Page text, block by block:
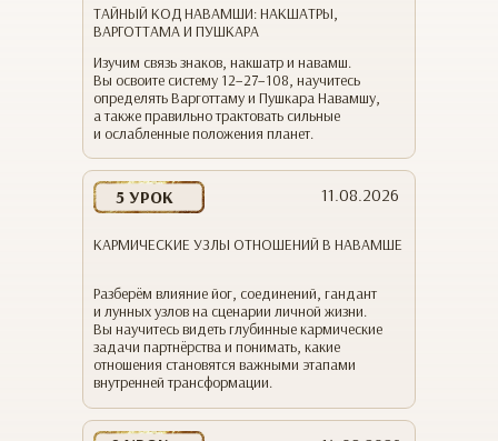
5 УРОК 11.08.2026
Разберём влияние йог, соединений, гандант
и лунных узлов на сценарии личной жизни.
Вы научитесь видеть глубинные кармические
задачи партнёрства и понимать, какие
отношения становятся важными этапами
внутренней трансформации.
КАРМИЧЕСКИЕ УЗЛЫ ОТНОШЕНИЙ В НАВАМШЕ
Изучим связь знаков, накшатр и навамш.
Вы освоите систему 12−27−108, научитесь
определять Варготтаму и Пушкара Навамшу,
а также правильно трактовать сильные
и ослабленные положения планет.
ТАЙНЫЙ КОД НАВАМШИ: НАКШАТРЫ,
ВАРГОТТАМА И ПУШКАРА